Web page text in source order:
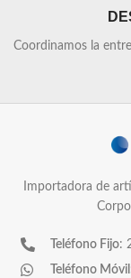
Coordinamos la
Importadora de
Teléfono Fijo:
Teléfono